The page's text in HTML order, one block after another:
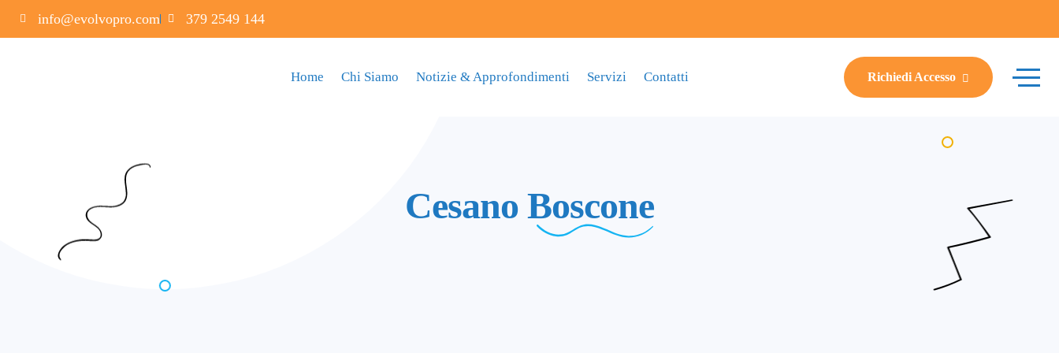
info@evolvopro.com 379 2549 144
Home Chi Siamo Notizie & Approfondimenti Servizi Contatti Richiedi Accesso
Cesano Boscone